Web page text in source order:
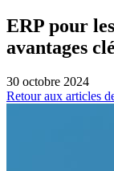
ERP pour
avantages
30 octobre 2024
Retour aux articles